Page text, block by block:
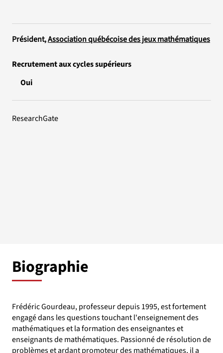
Président,Association québécoise des jeux mathématiques
Recrutement aux cycles supérieurs
Oui
ResearchGate
Biographie
Frédéric Gourdeau, professeur depuis 1995, est fortement
engagé dans les questions touchant l'enseignement des
mathématiques et la formation des enseignantes et
enseignants de mathématiques. Passionné de résolution de
problèmes et ardant promoteur des mathématiques, il a